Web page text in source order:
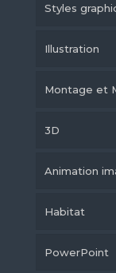
Styles
Illustration
Montage et
3D
Animation
Habitat
PowerPoint